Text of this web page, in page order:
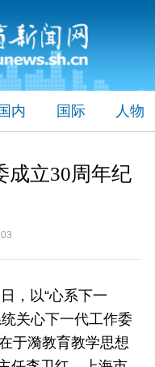
国内 国际 人物
成立30周年纪
，以“心系下一
关心下一代工作委
于漪教育教学思想